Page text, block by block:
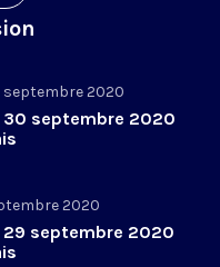
septembre 2020
30 septembre 2020
2020
29 septembre 2020